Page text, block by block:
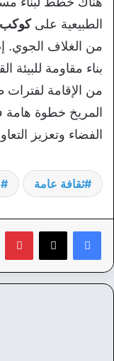
الطبيعية علىكوكب
من الغلاف الجوي.
بناء مقاومة للبيئة
من الإقامة لفترات
المريخ خطوة
الفضاء وتعزيز
ثقافة عامة